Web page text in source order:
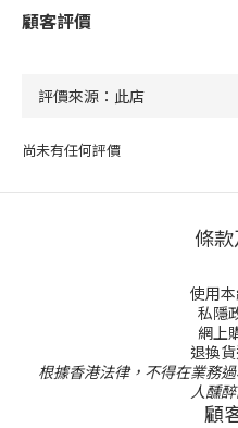
顧客評價
尚未有任何評價
條
使用
私隱
網上
退換
根據香港法律，不得在業務
人醺
顧